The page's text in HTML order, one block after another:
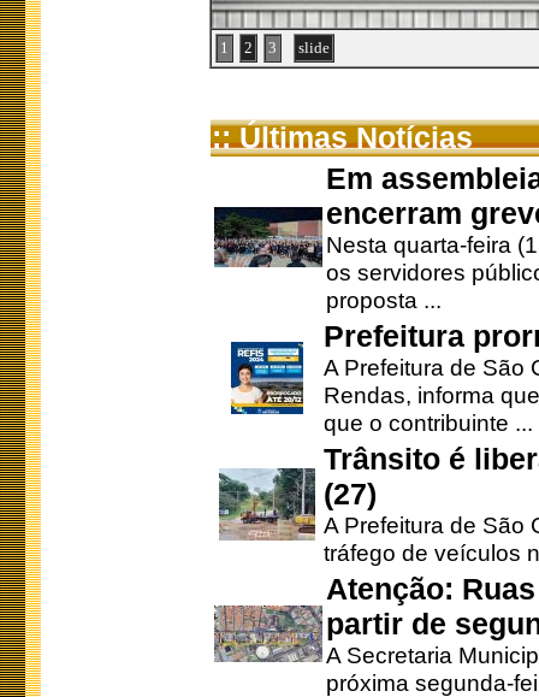
1 2 3 slide
:: Últimas Notícias
Em
encerram
Nesta quarta-feira
os servidores
proposta ...
Prefeitura
A Prefeitura de São
Rendas, informa
que o contribuinte ...
Trânsito é
(27)
A Prefeitura de São
tráfego de veículos
Atenção:
partir de
A Secretaria
próxima segunda-